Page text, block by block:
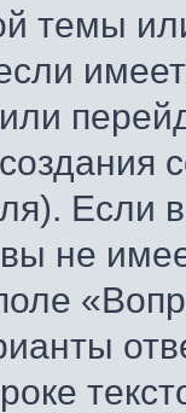
темы
Если
не